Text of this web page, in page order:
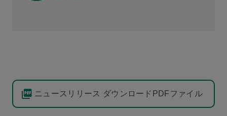
ニュースリリース ダウンロードPDFファイル